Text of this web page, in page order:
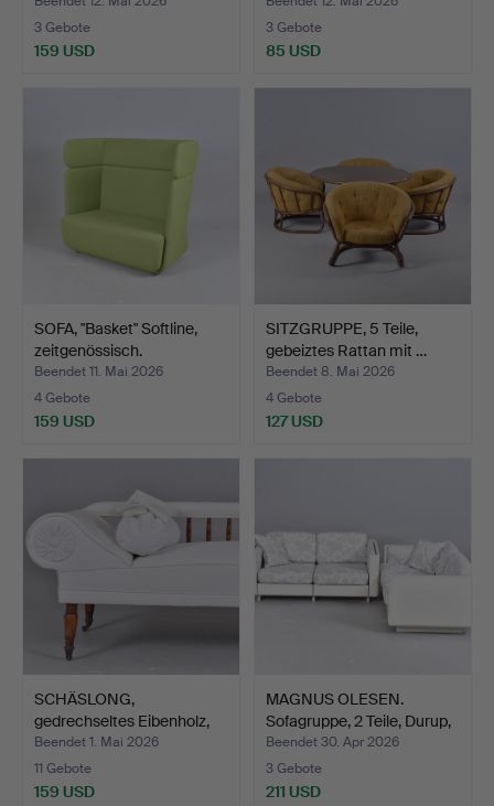
3 Gebote
159 USD
3 Gebote
85 USD
SOFA, "Basket" Softline,
zeitgenössisch.
Beendet 11. Mai 2026
4 Gebote
159 USD
SITZGRUPPE, 5 Teile,
gebeiztes Rattan mit …
Beendet 8. Mai 2026
4 Gebote
127 USD
SCHÄSLONG,
gedrechseltes Eibenholz,
viktor…
Beendet 1. Mai 2026
11 Gebote
159 USD
MAGNUS OLESEN.
Sofagruppe, 2 Teile, Durup,
…
Beendet 30. Apr 2026
3 Gebote
211 USD